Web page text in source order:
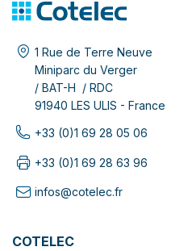
1 Rue de Terre Neuve
Miniparc du Verger
/ BAT-H / RDC
91940 LES ULIS - France
+33 (0)1 69 28 05 06
+33 (0)1 69 28 63 96
infos@cotelec.fr
COTELEC